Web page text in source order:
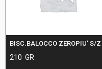
210 GR